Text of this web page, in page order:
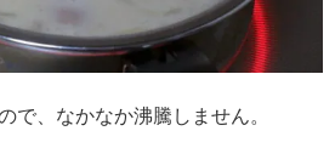
で、なかなか沸騰しません。